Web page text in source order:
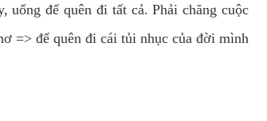
uống để quên đi tất cả. Phải chăng cuộc
=> để quên đi cái tủi nhục của đời mình